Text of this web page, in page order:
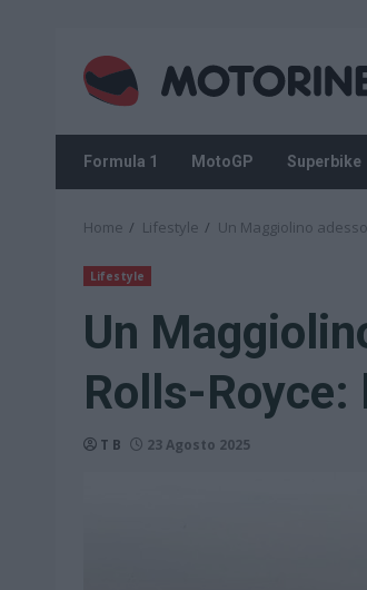
content
Formula 1 MotoGP Superbike
Home Lifestyle Un Maggiolino
Lifestyle
Un
Rolls-Royce:
T B 23 Agosto 2025